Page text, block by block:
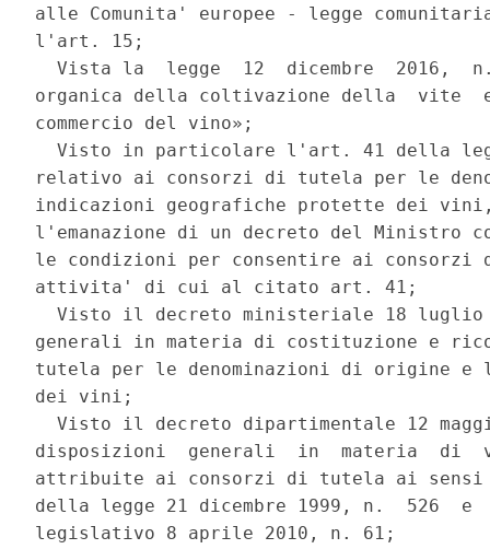
alle Comunita' europee - legge
l'art. 15;
Vista la  legge  12  dicembre  2016,
organica della coltivazione della  vite
commercio del vino»;
Visto in particolare l'art. 41 della
relativo ai consorzi di tutela per le
indicazioni geografiche protette dei vini,
l'emanazione di un decreto del
le condizioni per consentire ai
attivita' di cui al citato art. 41;
Visto il decreto ministeriale 18
generali in materia di costituzione e
tutela per le denominazioni di origine e
dei vini;
Visto il decreto dipartimentale 12
disposizioni  generali  in  materia
attribuite ai consorzi di tutela ai sensi
della legge 21 dicembre 1999, n.  526
legislativo 8 aprile 2010, n. 61;